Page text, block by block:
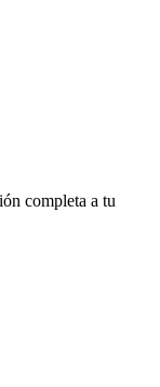
completa a tu